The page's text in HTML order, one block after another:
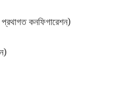
কনফিগারেশন)